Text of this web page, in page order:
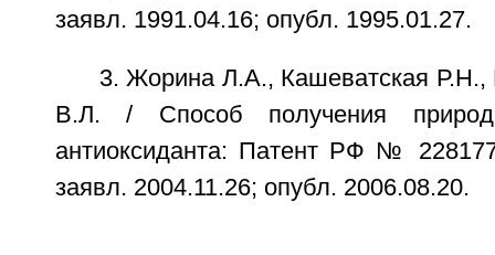
заявл. 1991.04.16; опубл. 1995.01.27.
3. Жорина Л.А., Кашеватская
В.Л. / Способ получения
антиоксиданта: Патент РФ №
заявл. 2004.11.26; опубл. 2006.08.20.